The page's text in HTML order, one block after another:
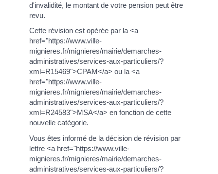
d'invalidité, le montant de votre pension peut être
revu.
Cette révision est opérée par la <a
href="https://www.ville-
mignieres.fr/mignieres/mairie/demarches-
administratives/services-aux-particuliers/?
xml=R15469">CPAM</a> ou la <a
href="https://www.ville-
mignieres.fr/mignieres/mairie/demarches-
administratives/services-aux-particuliers/?
xml=R24583">MSA</a> en fonction de cette
nouvelle catégorie.
Vous êtes informé de la décision de révision par
lettre <a href="https://www.ville-
mignieres.fr/mignieres/mairie/demarches-
administratives/services-aux-particuliers/?